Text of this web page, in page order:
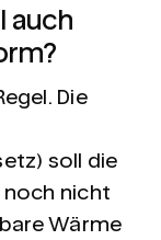
auch
Die
soll die
nicht
Wärme